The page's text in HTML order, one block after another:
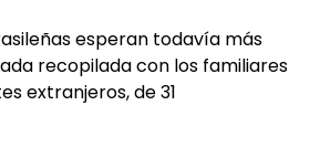
esperan todavía más
recopilada con los familiares
extranjeros, de 31